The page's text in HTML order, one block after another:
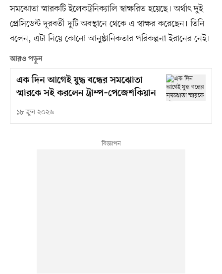
সমঝোতা স্মারকটি ইলেকট্রনিক্যালি স্বাক্ষরিত হয়েছে। অর্থাৎ দুই
প্রেসিডেন্ট দূরবর্তী দুটি অবস্থানে থেকে এ স্বাক্ষর করেছেন। তিনি
বলেন, এটা নিয়ে কোনো আনুষ্ঠানিকতার পরিকল্পনা ইরানের নেই।
আরও পড়ুন
এক দিন আগেই যুদ্ধ বন্ধের সমঝোতা
স্মারকে সই করলেন ট্রাম্প–পেজেশকিয়ান
১৮ জুন ২০২৬